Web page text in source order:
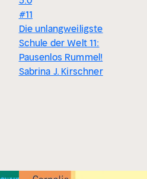
#11
Die unlangweiligste
Schule der Welt 11:
Pausenlos Rummel!
Sabrina J. Kirschner